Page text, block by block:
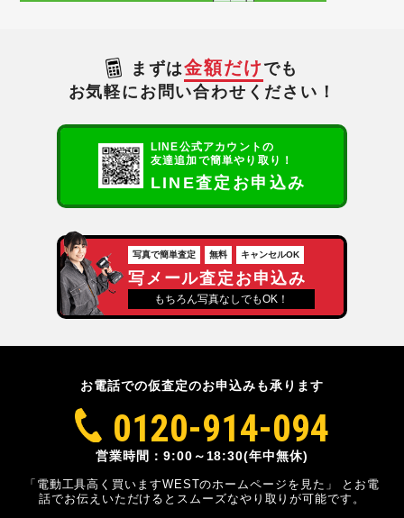
まずは金額だけ でも
お気軽にお問い合わせください！
LINE公式アカウントの
友達追加で簡単やり取り！
LINE査定お申込み
写真で簡単査定 無料 キャンセルOK
写メール査定お申込み
もちろん写真なしでもOK！
お電話での仮査定のお申込みも承ります
0120-914-094
営業時間：9:00～18:30(年中無休)
「電動工具高く買いますWESTのホームページを見た」
とお電
話でお伝えいただけるとスムーズなやり取りが可能です。